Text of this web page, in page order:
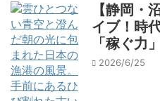
【静岡・
イブ！時
「稼ぐ力
2026/6/25